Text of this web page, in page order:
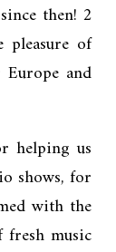
then! 2
of
and
helping us
shows, for
with the
music